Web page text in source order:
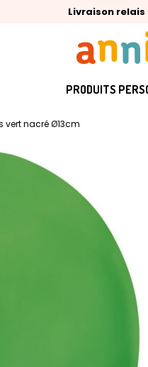
Livraison
🥇Palmarès
⭐⭐⭐⭐⭐4,6/5
PRODUITS
vert nacré Ø13cm